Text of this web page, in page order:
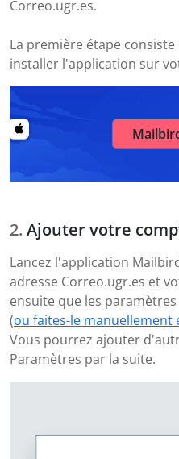
Correo.ugr.es.
La première étape consiste
installer l'application sur
Ajouter votre
Lancez l'application
adresse Correo.ugr.es et
ensuite que les
(ou faites-le
Vous pourrez ajouter
Paramètres par la suite.